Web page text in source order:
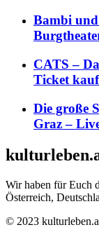
Bambi
CATS –
Ticket
Die große
Graz –
Wir haben für Euch
Österreich,
© 2023